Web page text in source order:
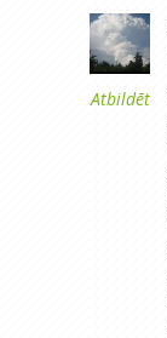
Atbildēt